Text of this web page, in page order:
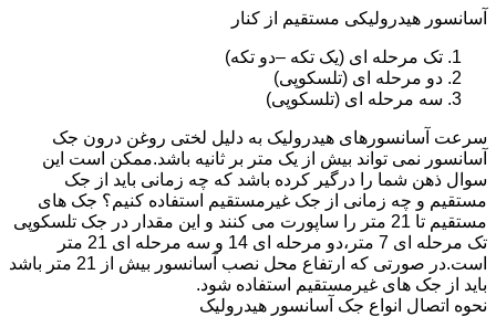
آسانسور هیدرولیکی مستقیم از کنار
تک مرحله ای (یک تکه –دو تکه)
دو مرحله ای (تلسکوپی)
سه مرحله ای (تلسکوپی)
سرعت آسانسورهای هیدرولیک به دلیل لختی روغن درون جک
آسانسور نمی تواند بیش از یک متر بر ثانیه باشد.ممکن است این
سوال ذهن شما را درگیر کرده باشد که چه زمانی باید از جک
مستقیم و چه زمانی از جک غیرمستقیم استفاده کنیم؟ جک های
مستقیم تا 21 متر را ساپورت می کنند و این مقدار در جک تلسکوپی
تک مرحله ای 7 متر،دو مرحله ای 14 و سه مرحله ای 21 متر
است.در صورتی که ارتفاع محل نصب آسانسور بیش از 21 متر باشد
باید از جک های غیرمستقیم استفاده شود.
نحوه اتصال انواع جک آسانسور هیدرولیک